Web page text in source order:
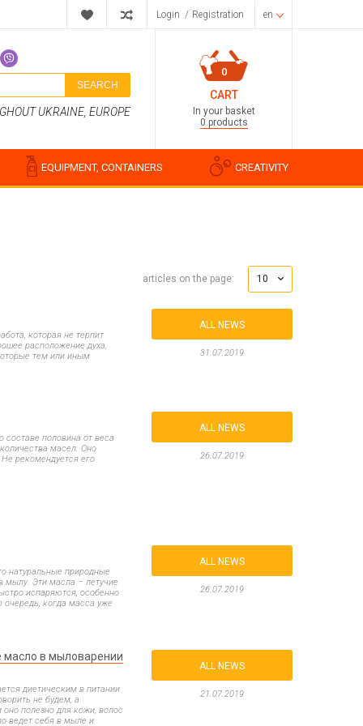
Login / Registration en
SEARCH
UKRAINE, EUROPE
0
CART
In your basket
0 products
Products for the New Year
Products for the Easter holiday
BLACK FRIDAY!
EQUIPMENT, CONTAINERS CREATIVITY
articles on the page: 10
которая не терпит
расположение духа,
тем или иным
ALL NEWS
31.07.2019
половина от веса
масел. Оно
рекомендуется его
ALL NEWS
26.07.2019
натуральные природные
мылу. Эти масла – летучие
испаряются, особенно
когда масса уже
ALL NEWS
26.07.2019
масло в мыловарении
диетическим в питании
не будем, а
полезно для кожи, волос
ведет себя в мыле и
ALL NEWS
21.07.2019